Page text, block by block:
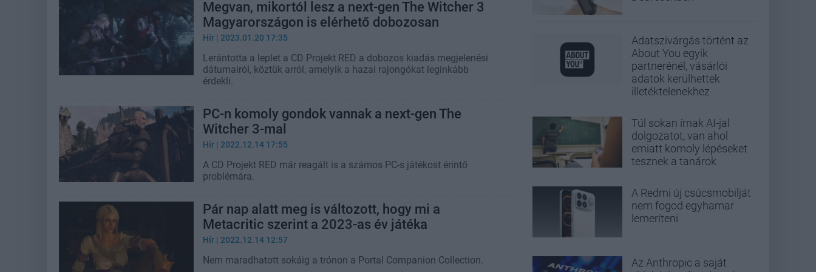
Megvan, mikortól lesz a next-gen The Witcher 3
Magyarországon is elérhető dobozosan
Hír | 2023.01.20 17:35
Lerántotta a leplet a CD Projekt RED a dobozos kiadás megjelenési
dátumairól, köztük arról, amelyik a hazai rajongókat leginkább
érdekli.
PC-n komoly gondok vannak a next-gen The
Witcher 3-mal
Hír | 2022.12.14 17:55
A CD Projekt RED már reagált is a számos PC-s játékost érintő
problémára.
Pár nap alatt meg is változott, hogy mi a
Metacritic szerint a 2023-as év játéka
Hír | 2022.12.14 12:57
Nem maradhatott sokáig a trónon a Portal Companion Collection.
Adatszivárgás történt az
About You egyik
partnerénél, vásárlói
adatok kerülhettek
illetéktelenekhez
Túl sokan írnak AI-jal
dolgozatot, van ahol
emiatt komoly lépéseket
tesznek a tanárok
A Redmi új csúcsmobilját
nem fogod egyhamar
lemeríteni
Az Anthropic a saját